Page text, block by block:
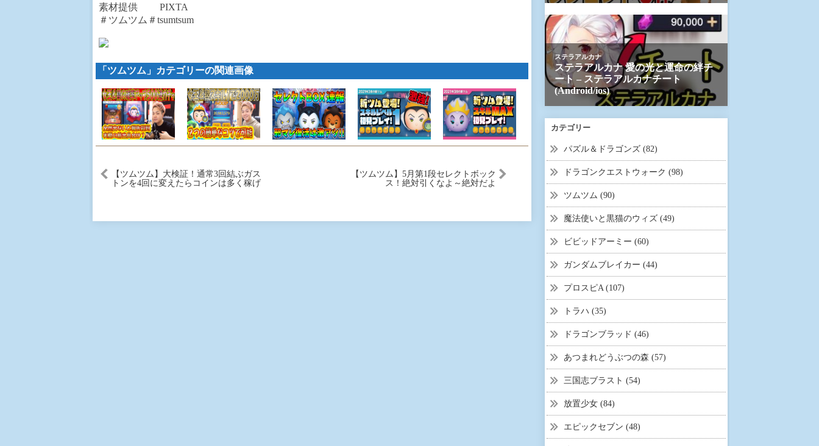
素材提供 PIXTA
＃ツムツム＃tsumtsum
「ツムツム」カテゴリーの関連画像
【ツムツム】大検証！通常3回結ぶガス
トンを4回に変えたらコインは多く稼げ
【ツムツム】5月第1段セレクトボック
ス！絶対引くなよ～絶対だよ
カテゴリー
パズル＆ドラゴンズ (82)
ドラゴンクエストウォーク (98)
ツムツム (90)
魔法使いと黒猫のウィズ (49)
ビビッドアーミー (60)
ガンダムブレイカー (44)
プロスピA (107)
トラハ (35)
ドラゴンブラッド (46)
あつまれどうぶつの森 (57)
三国志ブラスト (54)
放置少女 (84)
エピックセブン (48)